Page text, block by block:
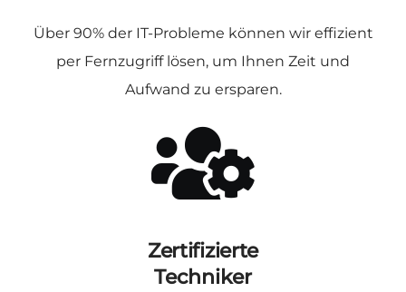
Über 90% der IT-Probleme können wir effizient
per Fernzugriff lösen, um Ihnen Zeit und
Aufwand zu ersparen.
Zertifizierte
Techniker